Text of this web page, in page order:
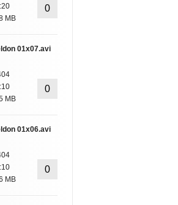
MB
0
01x07.avi
MB
0
01x06.avi
MB
0